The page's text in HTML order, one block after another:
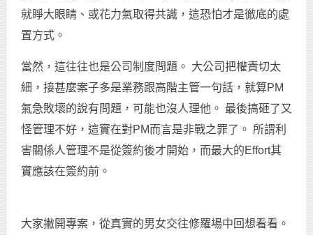
就睜大眼睛、或花力氣取得共識，這恐怕才是徹底的處
置方式。
當然，這往往也是公司制度問題。 大公司把權責切太
細，接甚麼案子多是業務跟高階主管一句話，就算PM
氣急敗壞的說有問題，可能也沒人理他。 最後搞砸了又
怪管理不好，這實在對PM而言是非戰之罪了。 所謂利
害關係人管理不是從簽約後才開始，而最大的Effort其
實應該在簽約前。
大家撇開專案，從真實的男女交往修羅場中回想看看。